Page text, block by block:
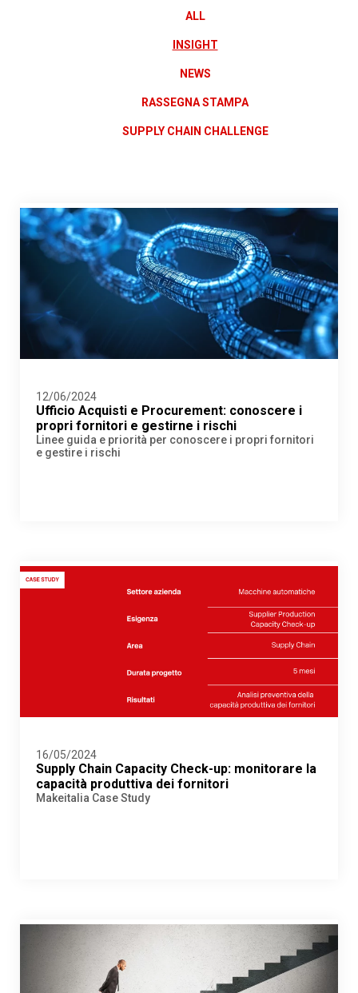
ALL
INSIGHT
NEWS
RASSEGNA STAMPA
SUPPLY CHAIN CHALLENGE
12/06/2024
Ufficio Acquisti e Procurement: conoscere i
propri fornitori e gestirne i rischi
Linee guida e priorità per conoscere i propri fornitori
e gestire i rischi
16/05/2024
Supply Chain Capacity Check-up: monitorare la
capacità produttiva dei fornitori
Makeitalia Case Study